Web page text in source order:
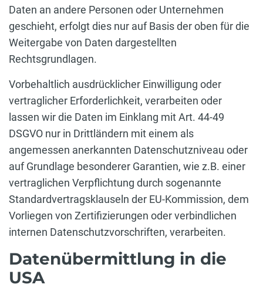
Daten an andere Personen oder Unternehmen
geschieht, erfolgt dies nur auf Basis der oben für die
Weitergabe von Daten dargestellten
Rechtsgrundlagen.
Vorbehaltlich ausdrücklicher Einwilligung oder
vertraglicher Erforderlichkeit, verarbeiten oder
lassen wir die Daten im Einklang mit Art. 44-49
DSGVO nur in Drittländern mit einem als
angemessen anerkannten Datenschutzniveau oder
auf Grundlage besonderer Garantien, wie z.B. einer
vertraglichen Verpflichtung durch sogenannte
Standardvertragsklauseln der EU-Kommission, dem
Vorliegen von Zertifizierungen oder verbindlichen
internen Datenschutzvorschriften, verarbeiten.
Datenübermittlung in die
USA